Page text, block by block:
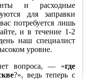
и расходные
для заправки
потребуется лишь
и в течение 1-2
наш специалист
уровне.
вопроса, — «где
?», ведь теперь с